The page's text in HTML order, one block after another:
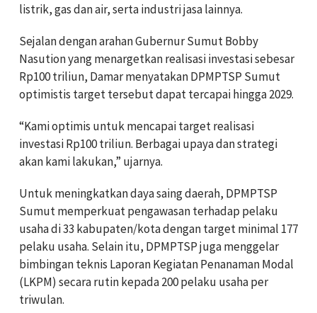
listrik, gas dan air, serta industri jasa lainnya.
Sejalan dengan arahan Gubernur Sumut Bobby
Nasution yang menargetkan realisasi investasi sebesar
Rp100 triliun, Damar menyatakan DPMPTSP Sumut
optimistis target tersebut dapat tercapai hingga 2029.
“Kami optimis untuk mencapai target realisasi
investasi Rp100 triliun. Berbagai upaya dan strategi
akan kami lakukan,” ujarnya.
Untuk meningkatkan daya saing daerah, DPMPTSP
Sumut memperkuat pengawasan terhadap pelaku
usaha di 33 kabupaten/kota dengan target minimal 177
pelaku usaha. Selain itu, DPMPTSP juga menggelar
bimbingan teknis Laporan Kegiatan Penanaman Modal
(LKPM) secara rutin kepada 200 pelaku usaha per
triwulan.